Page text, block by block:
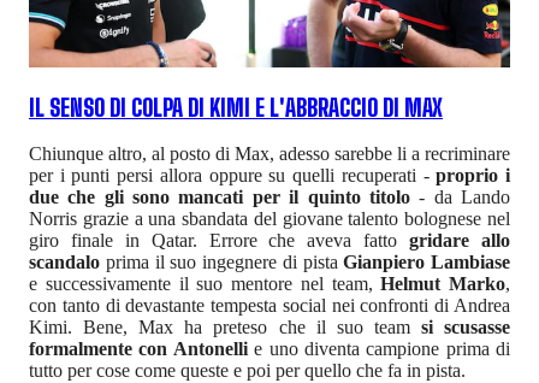
IL SENSO DI COLPA DI KIMI E L'ABBRACCIO DI MAX
Chiunque altro, al posto di Max, adesso sarebbe li a recriminare
per i punti persi allora oppure su quelli recuperati -proprio i
due che gli sono mancati per il quinto titolo- da Lando
Norris grazie a una sbandata del giovane talento bolognese nel
giro finale in Qatar. Errore che aveva fattogridare allo
scandalo prima il suo ingegnere di pistaGianpiero Lambiase
e successivamente il suo mentore nel team,Helmut Marko,
con tanto di devastante tempesta social nei confronti di Andrea
Kimi. Bene, Max ha preteso che il suo team si scusasse
formalmente con Antonellie uno diventa campione prima di
tutto per cose come queste e poi per quello che fa in pista.